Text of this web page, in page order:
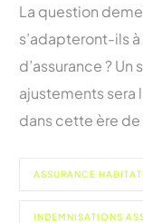
La question
s’adapteront-ils
d’assurance ?
ajustements sera
dans cette ère
ASSURANCE
INDEMNISATIONS